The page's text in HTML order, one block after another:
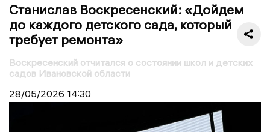
Станислав Воскресенский: «Дойдем
до каждого детского сада, который
требует ремонта»
Воскресенский отчитался о состоянии школ и детских
садов Ивановской области
28/05/2026 14:30